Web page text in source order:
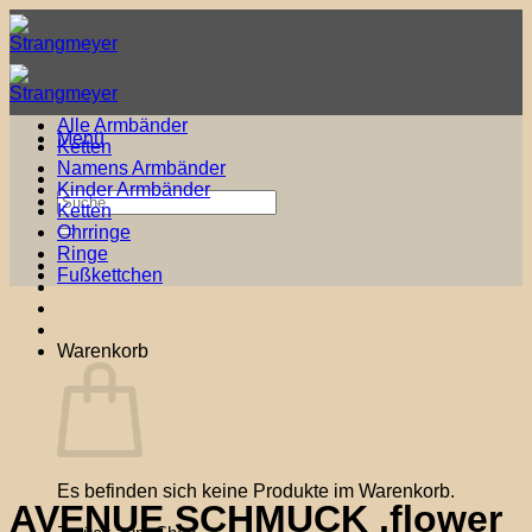
Zum
Inhalt
springen
Menü
Suche
nach:
Warenkorb
Es befinden sich keine Produkte im Warenkorb.
Alle Armbänder
Ketten
Namens Armbänder
Kinder Armbänder
Ketten
Ohrringe
Ringe
Fußkettchen
AVENUE SCHMUCK ‚flower